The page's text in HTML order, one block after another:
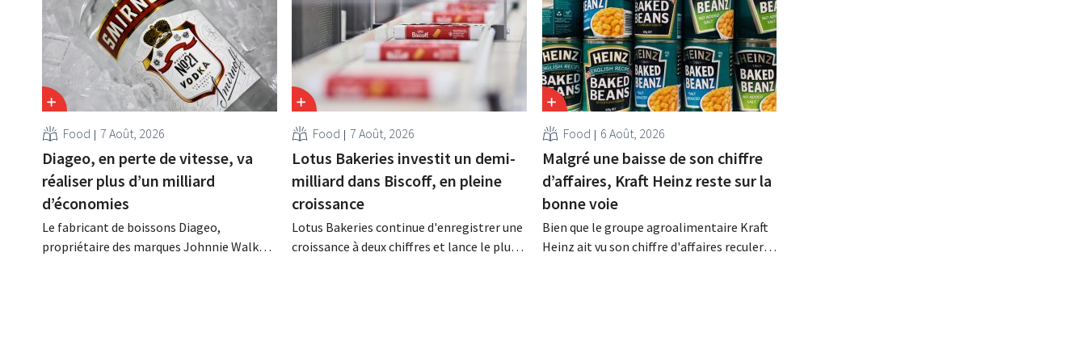
Food 7 Août, 2026
Diageo, en perte de vitesse, va
réaliser plus d’un milliard
d’économies
Le fabricant de boissons Diageo,
propriétaire des marques Johnnie Walker,
Food 7 Août, 2026
Lotus Bakeries investit un demi-
milliard dans Biscoff, en pleine
croissance
Lotus Bakeries continue d'enregistrer une
croissance à deux chiffres et lance le plus
Food 6 Août, 2026
Malgré une baisse de son chiffre
d’affaires, Kraft Heinz reste sur la
bonne voie
Bien que le groupe agroalimentaire Kraft
Heinz ait vu son chiffre d'affaires reculer